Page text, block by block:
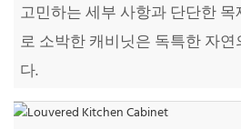
고민하는 세부 사항과 단단한
로 소박한 캐비닛은 독특한 자
다.